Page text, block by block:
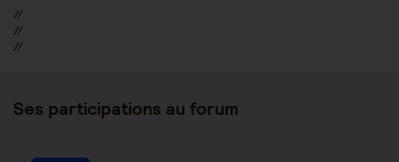
//
//
//
Ses participations au forum